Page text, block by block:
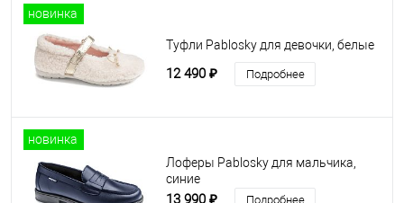
новинка
Туфли Pablosky для девочки, белые
12 490 ₽ Подробнее
новинка
Лоферы Pablosky для мальчика,
синие
13 990 ₽ Подробнее